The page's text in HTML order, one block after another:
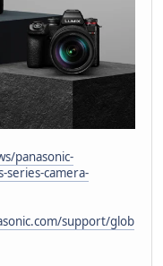
panasonic-
series-camera-
support/glob